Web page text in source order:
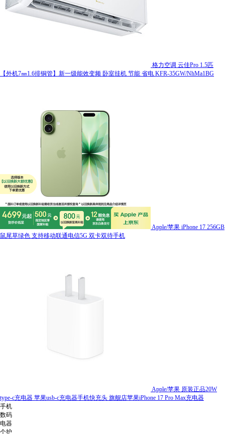
格力空调 云佳Pro 1.5匹
【外机7㎜1.6排铜管】新一级能效变频 卧室挂机 节能 省电 KFR-35GW/NhMa1BG
Apple/苹果 iPhone 17 256GB
鼠尾草绿色 支持移动联通电信5G 双卡双待手机
Apple/苹果 原装正品20W
type-c充电器 苹果usb-c充电器手机快充头 旗舰店苹果iPhone 17 Pro Max充电器
手机
数码
电器
个护